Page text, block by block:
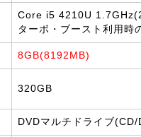
Core i5 4210U
ターボ・ブースト利用時
8GB(8192MB)
320GB
DVDマルチドライブ